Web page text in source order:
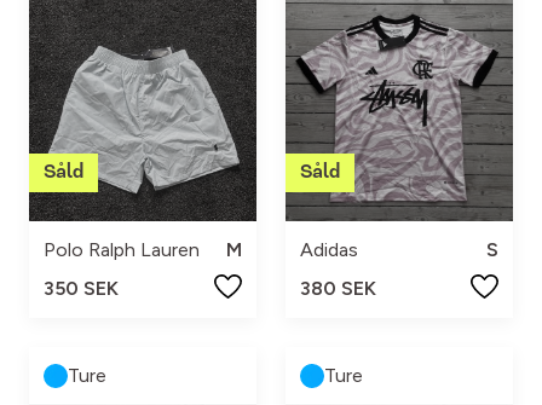
Polo Ralph Lauren
M
350 SEK
Adidas
S
380 SEK
Ture Ture